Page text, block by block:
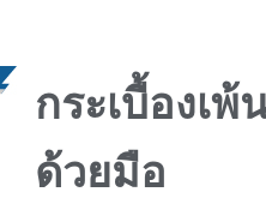
กระเบื้องเ
ด้วยมือ